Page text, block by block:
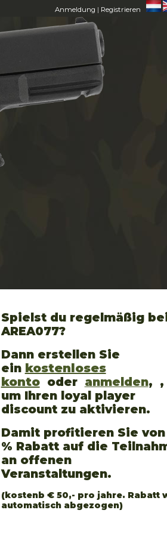
Anmeldung | Registrieren
Spielst du regelmäßig
AREA077?
Dann erstellen Sie
ein kostenloses
kontooder anmelden, ,
um Ihren loyal player
discount zu aktivieren.
Damit profitieren Sie von
% Rabatt auf die
an offenen
Veranstaltungen.
(kostenb € 50,- pro jahre. Rabatt
automatisch abgezogen)